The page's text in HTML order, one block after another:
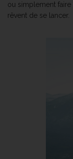
ou simplement
rêvent de se lancer.